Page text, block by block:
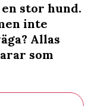
stor hund.
inte
Allas
som